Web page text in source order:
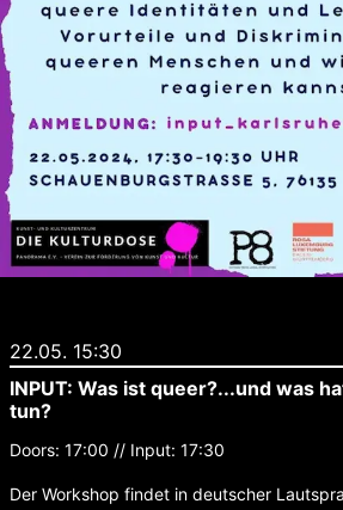
22.05. 15:30
INPUT: Was ist queer?...und was
tun?
Doors: 17:00 // Input: 17:30
Der Workshop findet in deutscher